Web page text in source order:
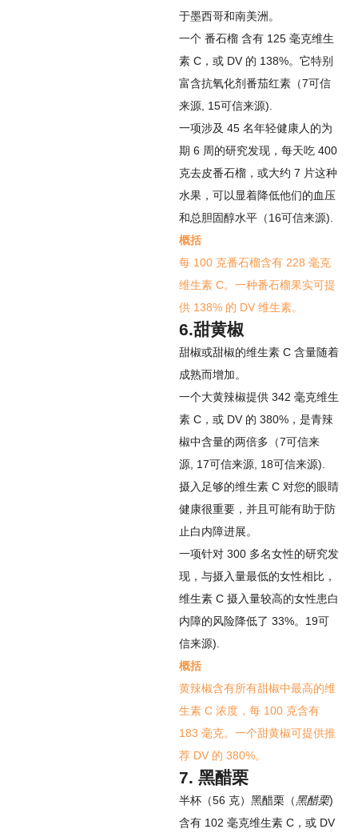
于墨西哥和南美洲。
一个 番石榴 含有 125 毫克维生
素 C，或 DV 的 138%。它特别
富含抗氧化剂番茄红素（7可信
来源 15可信来源).
一项涉及 45 名年轻健康人的为
期 6 周的研究发现，每天吃 400
克去皮番石榴，或大约 7 片这种
水果，可以显着降低他们的血压
和总胆固醇水平（16可信来源).
概括
每 100 克番石榴含有 228 毫克
维生素 C。一种番石榴果实可提
供 138% 的 DV 维生素。
6.甜黄椒
甜椒或甜椒的维生素 C 含量随着
成熟而增加。
一个大黄辣椒提供 342 毫克维生
素 C，或 DV 的 380%，是青辣
椒中含量的两倍多（7可信来
源 17可信来源 18可信来源).
摄入足够的维生素 C 对您的眼睛
健康很重要，并且可能有助于防
止白内障进展。
一项针对 300 多名女性的研究发
现，与摄入量最低的女性相比，
维生素 C 摄入量较高的女性患白
内障的风险降低了 33%。 19可
信来源).
概括
黄辣椒含有所有甜椒中最高的维
生素 C 浓度，每 100 克含有
183 毫克。一个甜黄椒可提供推
荐 DV 的 380%。
7. 黑醋栗
半杯（56 克）黑醋栗（黑醋栗)
含有 102 毫克维生素 C，或 DV